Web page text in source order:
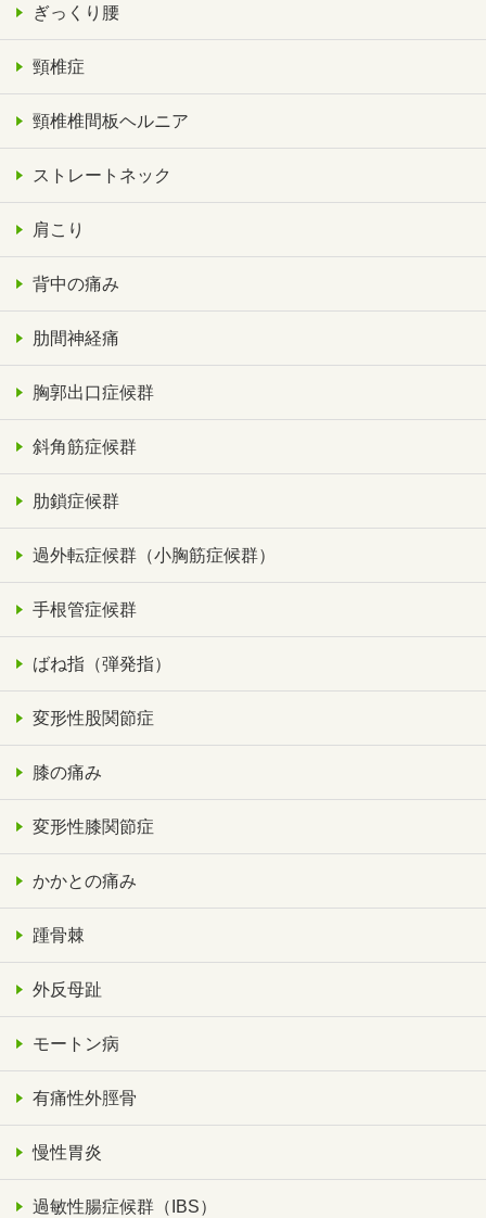
ぎっくり腰
頸椎症
頸椎椎間板ヘルニア
ストレートネック
肩こり
背中の痛み
肋間神経痛
胸郭出口症候群
斜角筋症候群
肋鎖症候群
過外転症候群（小胸筋症候群）
手根管症候群
ばね指（弾発指）
変形性股関節症
膝の痛み
変形性膝関節症
かかとの痛み
踵骨棘
外反母趾
モートン病
有痛性外脛骨
慢性胃炎
過敏性腸症候群（IBS）